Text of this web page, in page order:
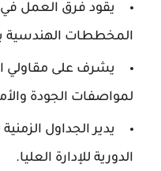
يقود فرق العمل
المخططات الهندسية
يشرف على مقاولي
لمواصفات الجودة
يدير الجداول
الدورية للإدارة العليا.